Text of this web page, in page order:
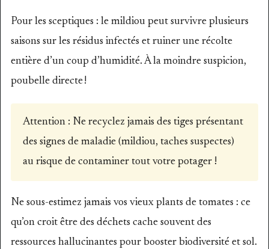
Pour les sceptiques : le mildiou peut survivre plusieurs
saisons sur les résidus infectés et ruiner une récolte
entière d’un coup d’humidité. À la moindre suspicion,
poubelle directe !
Attention : Ne recyclez jamais des tiges présentant
des signes de maladie (mildiou, taches suspectes)
au risque de contaminer tout votre potager !
Ne sous-estimez jamais vos vieux plants de tomates : ce
qu’on croit être des déchets cache souvent des
ressources hallucinantes pour booster biodiversité et sol.